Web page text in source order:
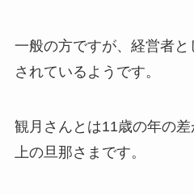
一般の方ですが、経営者
されているようです。
観月さんとは11歳の年の
上の旦那さまです。